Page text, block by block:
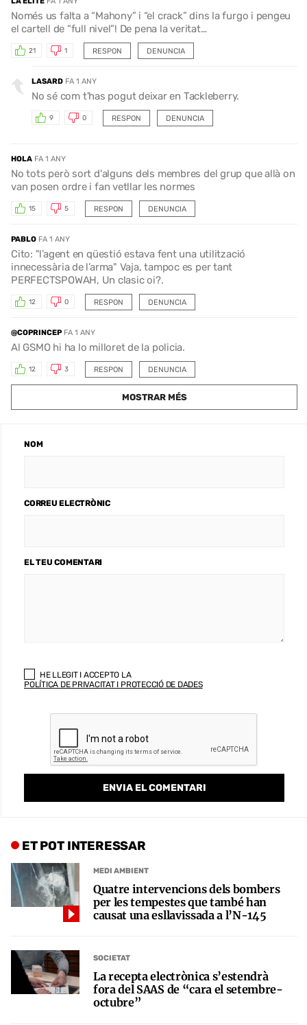
Només us falta a “Mahony” i “el crack” dins la furgo i pengeu
el cartell de “full nivel”! De pena la veritat…
RESPON
21 1 DENUNCIA
LASARD FA 1 ANY
No sé com t'has pogut deixar en Tackleberry.
RESPON
9 0 DENUNCIA
HOLA FA 1 ANY
No tots però sort d'alguns dels membres del grup que allà on
van posen ordre i fan vetllar les normes
RESPON
15 5 DENUNCIA
PABLO FA 1 ANY
Cito: "l’agent en qüestió estava fent una utilització
innecessària de l’arma" Vaja, tampoc es per tant
PERFECTSPOWAH, Un clasic oi?.
RESPON
12 0 DENUNCIA
@COPRINCEP FA 1 ANY
Al GSMO hi ha lo milloret de la policia.
RESPON
12 3 DENUNCIA
MOSTRAR MÉS
NOM
CORREU ELECTRÒNIC
EL TEU COMENTARI
HE LLEGIT I ACCEPTO LA
POLÍTICA DE PRIVACITAT I PROTECCIÓ DE DADES
ET POT INTERESSAR
MEDI AMBIENT
Quatre intervencions dels bombers
per les tempestes que també han
causat una esllavissada a l’N-145
SOCIETAT
La recepta electrònica s’estendrà
fora del SAAS de “cara el setembre-
octubre”